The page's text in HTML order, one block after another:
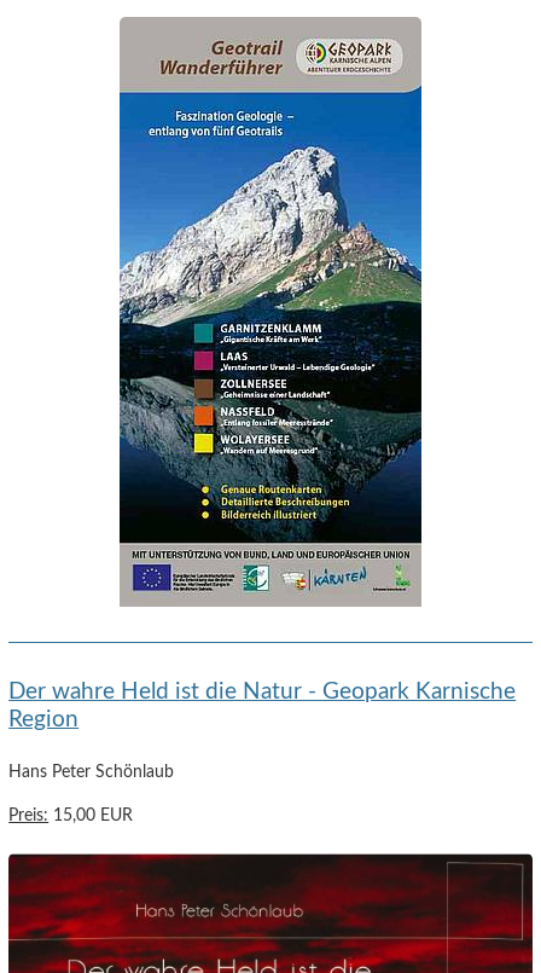
Der wahre Held ist die Natur - Geopark Karnische
Region
Hans Peter Schönlaub
Preis: 15,00 EUR